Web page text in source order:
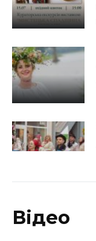
Відео